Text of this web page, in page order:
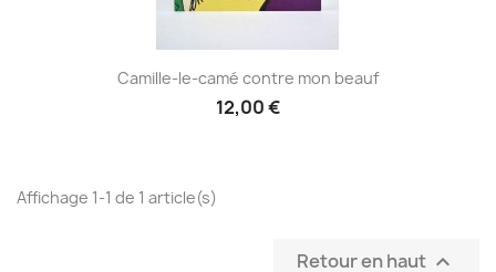
Camille-le-camé contre mon beauf
12,00 €
Affichage 1-1 de 1 article(s)
Retour en haut 